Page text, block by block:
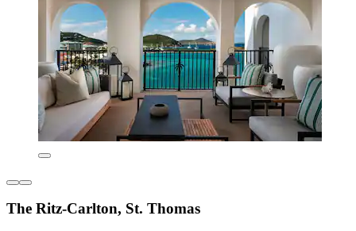
The Ritz-Carlton, St. Thomas